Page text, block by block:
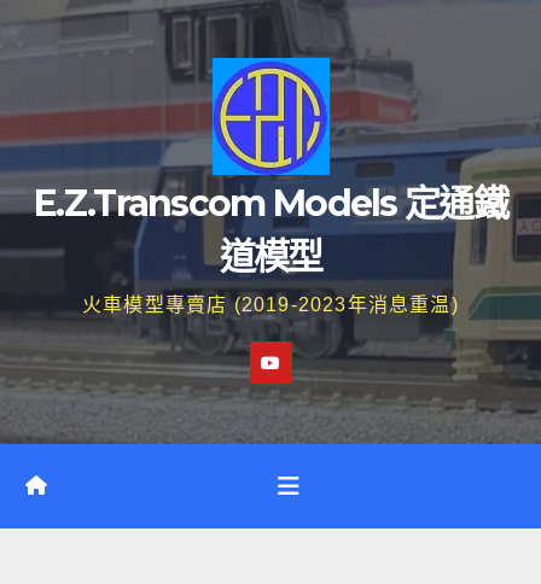
E.Z.Transcom Models 定通鐵
道模型
火車模型專賣店 (2019-2023年消息重温)